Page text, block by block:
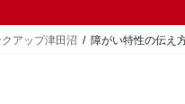
クアップ津田沼 障がい特性の伝え